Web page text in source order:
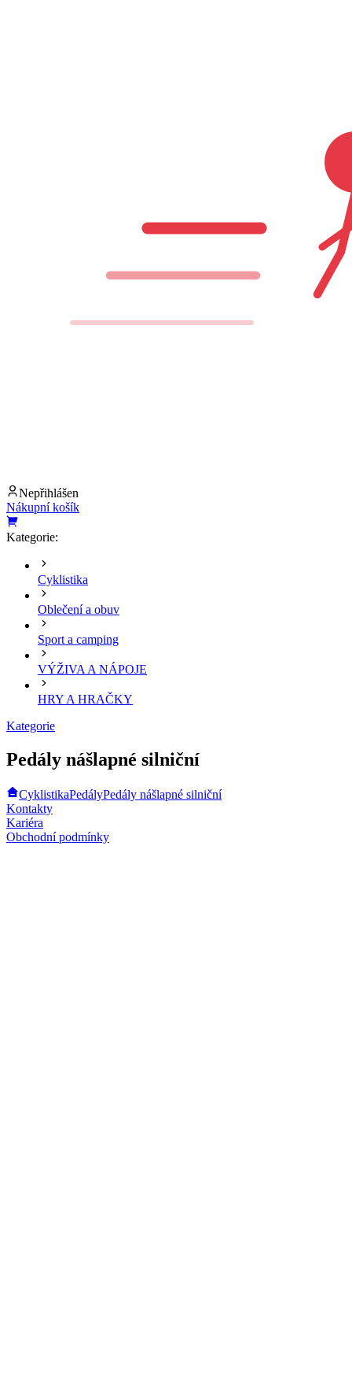
Nepřihlášen
Nákupní košík
Kategorie:
Cyklistika
Oblečení a obuv
Sport a camping
VÝŽIVA A NÁPOJE
HRY A HRAČKY
Kategorie
Pedály nášlapné silniční
CyklistikaPedályPedály nášlapné silniční
Kontakty
Kariéra
Obchodní podmínky